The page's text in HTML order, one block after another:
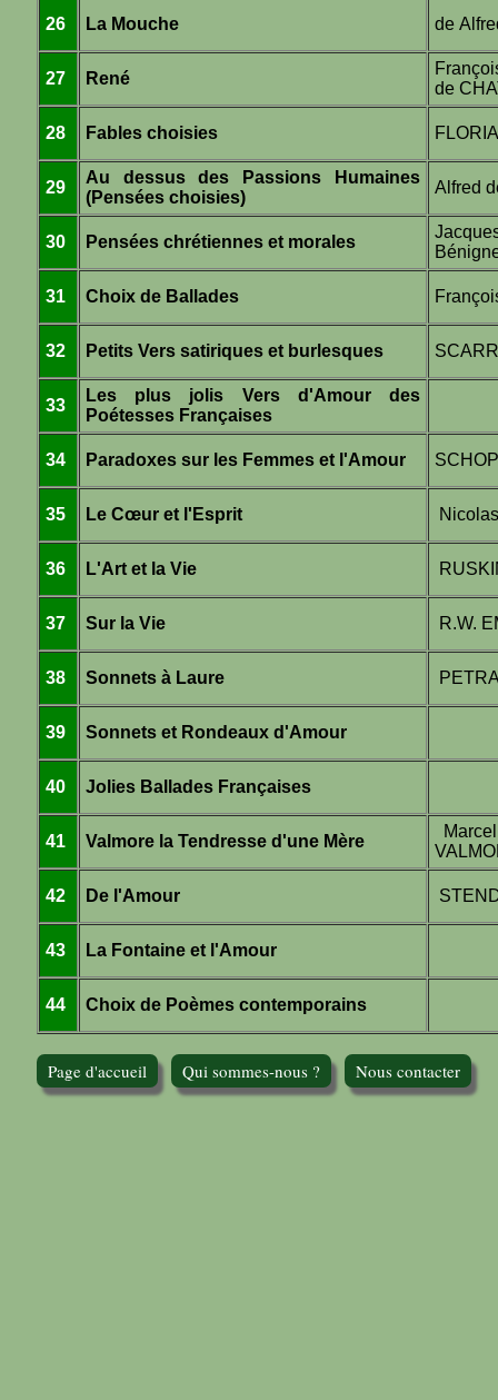
26 La Mouche de
27 René
de
28 Fables choisies
29
Au dessus des Passions Humaines
(Pensées choisies)
Alfred
30 Pensées chrétiennes et morales
31 Choix de Ballades
32 Petits Vers satiriques et burlesques
33
Les plus jolis Vers d'Amour des
Poétesses Françaises
34 Paradoxes sur les Femmes et l'Amour
35 Le Cœur et l'Esprit
36 L'Art et la Vie
37 Sur la Vie R.W.
38 Sonnets à Laure
39 Sonnets et Rondeaux d'Amour
40 Jolies Ballades Françaises
41 Valmore la Tendresse d'une Mère
42 De l'Amour
43 La Fontaine et l'Amour
44 Choix de Poèmes contemporains
Page d'accueil Qui sommes-nous ? Nous contacter